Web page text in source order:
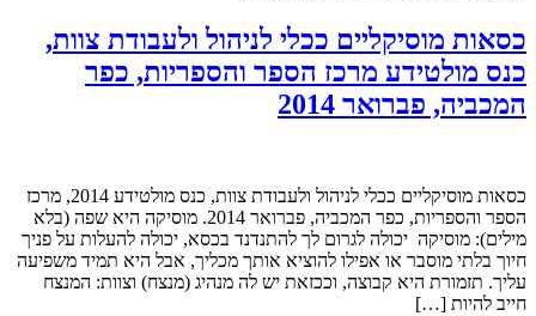
כסאות מוסיקליים ככלי לניהול ולעבודת צוות,
כנס מולטידע מרכז הספר והספריות, כפר
המכביה, פברואר 2014
כסאות מוסיקליים ככלי לניהול ולעבודת צוות, כנס מולטידע 2014, מרכז
הספר והספריות, כפר המכביה, פברואר 2014. מוסיקה היא שפה (בלא
מילים): מוסיקה יכולה לגרום לך להתנדנד בכסא, יכולה להעלות על פניך
חיוך בלתי מוסבר או אפילו להוציא אותך מכליך, אבל היא תמיד משפיעה
עליך. תזמורת היא קבוצה, וככזאת יש לה מנהיג (מנצח) וצוות: המנצח
חייב להיות […]